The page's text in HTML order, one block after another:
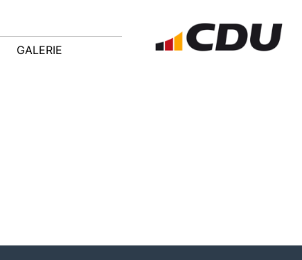
GALERIE